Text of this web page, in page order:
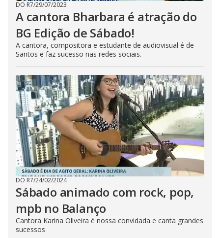
DO R7/29/07/2023
A cantora Bharbara é atração do
BG Edição de Sábado!
A cantora, compositora e estudante de audiovisual é de
Santos e faz sucesso nas redes sociais.
DO R7/24/02/2024
Sábado animado com rock, pop,
mpb no Balanço
Cantora Karina Oliveira é nossa convidada e canta grandes
sucessos